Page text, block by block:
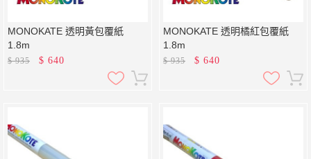
MONOKATE 透明黃包覆紙
1.8m
$935 $ 640
MONOKATE 透明橘紅包覆紙
1.8m
$935 $ 640